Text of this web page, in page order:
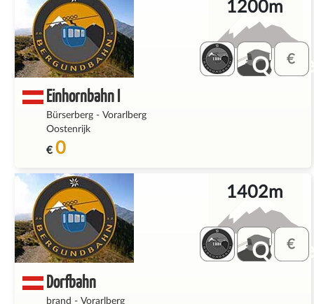
Einhornbahn I
Bürserberg- Vorarlberg
Oostenrijk
€ 0
1200m
Dorfbahn
brand - Vorarlberg
1402m